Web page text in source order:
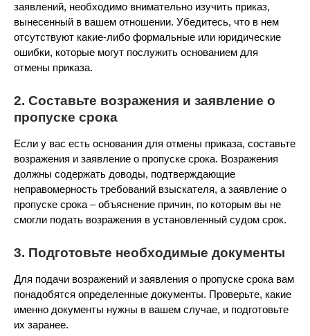
заявлений, необходимо внимательно изучить приказ,
вынесенный в вашем отношении. Убедитесь, что в нем
отсутствуют какие-либо формальные или юридические
ошибки, которые могут послужить основанием для
отмены приказа.
2. Составьте возражения и заявление о
пропуске срока
Если у вас есть основания для отмены приказа, составьте
возражения и заявление о пропуске срока. Возражения
должны содержать доводы, подтверждающие
неправомерность требований взыскателя, а заявление о
пропуске срока – объяснение причин, по которым вы не
смогли подать возражения в установленный судом срок.
3. Подготовьте необходимые документы
Для подачи возражений и заявления о пропуске срока вам
понадобятся определенные документы. Проверьте, какие
именно документы нужны в вашем случае, и подготовьте
их заранее.